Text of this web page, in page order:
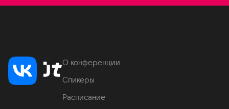
О конференции
Спикеры
Расписание